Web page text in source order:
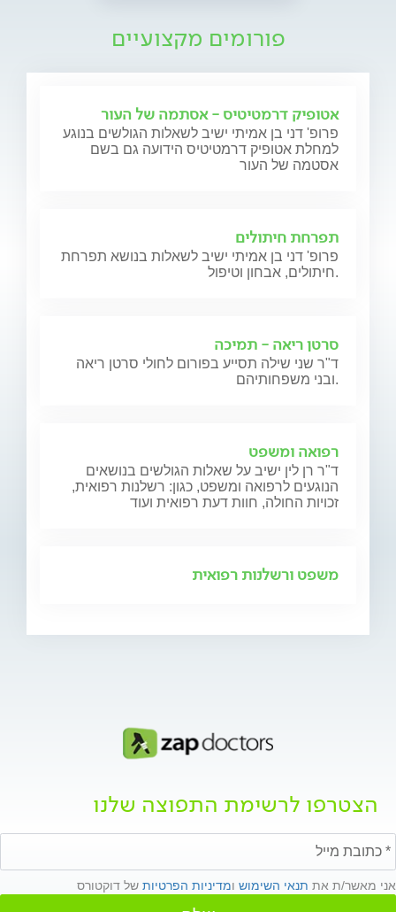
פורומים מקצועיים
אטופיק דרמטיטיס - אסתמה של העור
פרופ' דני בן אמיתי ישיב לשאלות הגולשים בנוגע
למחלת אטופיק דרמטיטיס הידועה גם בשם
אסטמה של העור
תפרחת חיתולים
פרופ' דני בן אמיתי ישיב לשאלות בנושא תפרחת
חיתולים, אבחון וטיפול.
סרטן ריאה - תמיכה
ד"ר שני שילה תסייע בפורום לחולי סרטן ריאה
ובני משפחותיהם.
רפואה ומשפט
ד"ר רן לין ישיב על שאלות הגולשים בנושאים
הנוגעים לרפואה ומשפט, כגון: רשלנות רפואית,
זכויות החולה, חוות דעת רפואית ועוד
משפט ורשלנות רפואית
הצטרפו לרשימת התפוצה שלנו
אני מאשר/ת את תנאי השימוש ומדיניות הפרטיות של דוקטורס